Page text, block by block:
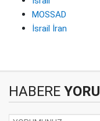
MOSSAD
İsrail İran
HABERE